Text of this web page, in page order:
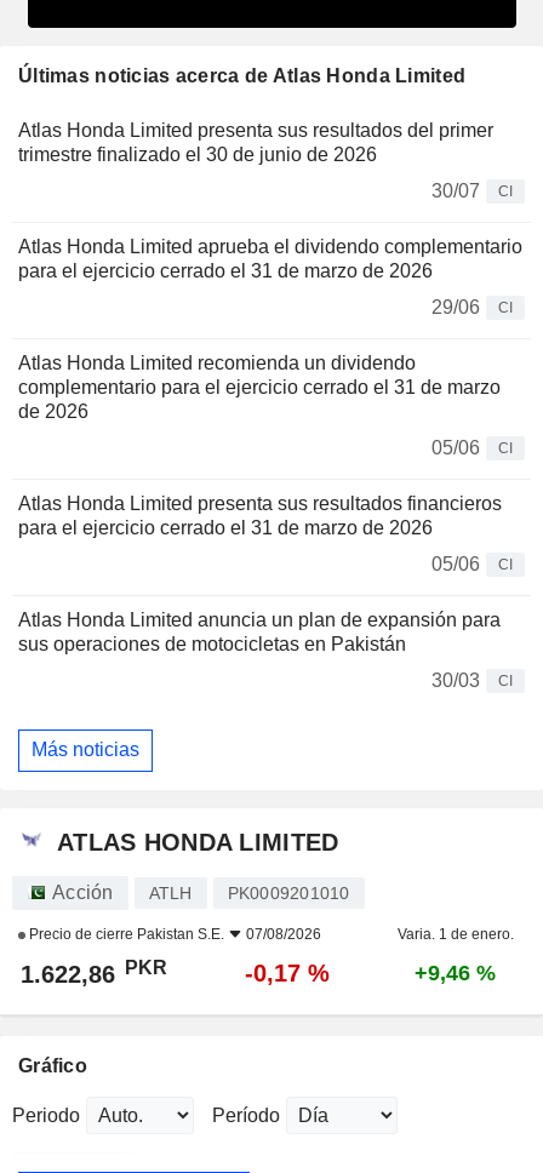
Últimas noticias acerca de Atlas Honda Limited
Atlas Honda Limited presenta sus resultados del primer
trimestre finalizado el 30 de junio de 2026
30/07
CI
Atlas Honda Limited aprueba el dividendo complementario
para el ejercicio cerrado el 31 de marzo de 2026
29/06
CI
Atlas Honda Limited recomienda un dividendo
complementario para el ejercicio cerrado el 31 de marzo
de 2026
05/06
CI
Atlas Honda Limited presenta sus resultados financieros
para el ejercicio cerrado el 31 de marzo de 2026
05/06
CI
Atlas Honda Limited anuncia un plan de expansión para
sus operaciones de motocicletas en Pakistán
30/03
CI
Más noticias
ATLAS HONDA LIMITED
Acción ATLH PK0009201010
Precio de cierre Pakistan S.E. 07/08/2026 Varia. 1 de enero.
1.622,86 PKR -0,17 % +9,46 %
Gráfico
Periodo Período